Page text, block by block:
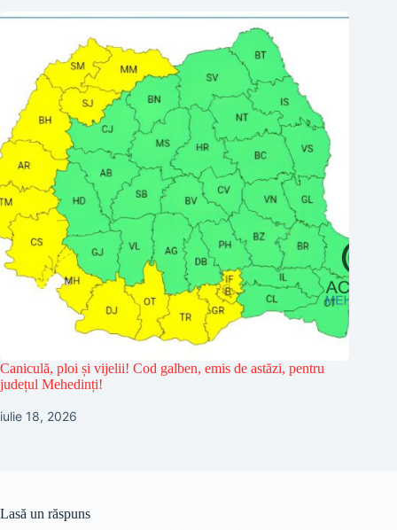
Caniculă, ploi și vijelii! Cod galben, emis de astăzi, pentru
județul Mehedinți!
iulie 18, 2026
Lasă un răspuns